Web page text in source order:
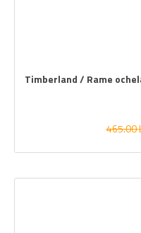
Timberland / Rame
465.00